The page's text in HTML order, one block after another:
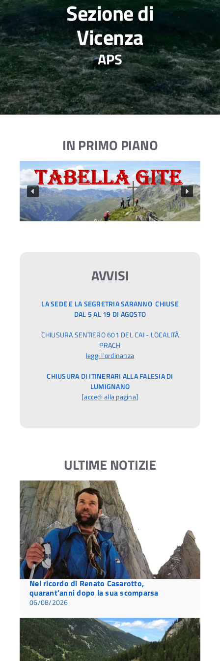
Sezione di
Vicenza
APS
IN PRIMO PIANO
AVVISI
LA SEDE E LA SEGRETRIA SARANNO CHIUSE
DAL 5 AL 19 DI AGOSTO
CHIUSURA SENTIERO 601 DEL CAI - LOCALITÀ
PRACH
leggi l'ordinanza
CHIUSURA DI ITINERARI ALLA FALESIA DI
LUMIGNANO
[accedi alla pagina]
ULTIME NOTIZIE
Nel ricordo di Renato Casarotto,
quarant’anni dopo la sua scomparsa
06/08/2026